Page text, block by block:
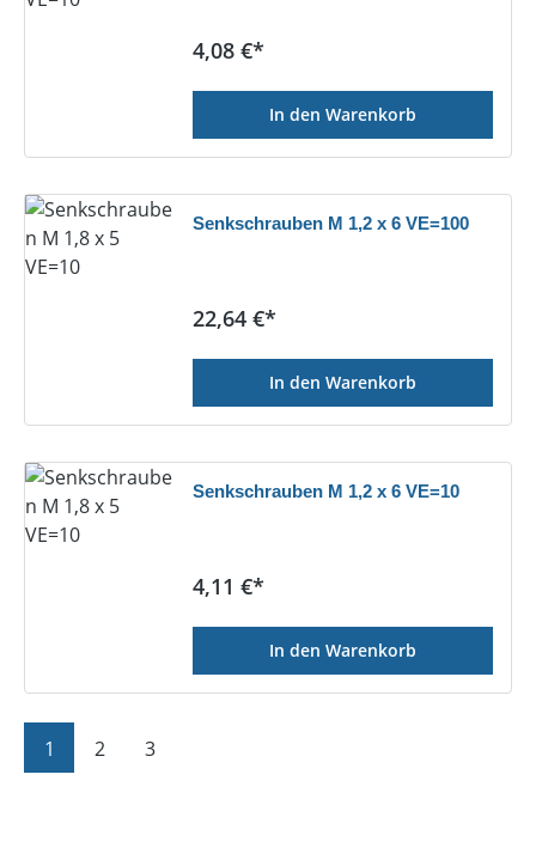
Regulärer Preis:
4,08 €*
In den Warenkorb
Senkschrauben M 1,2 x 6 VE=100
Regulärer Preis:
22,64 €*
In den Warenkorb
Senkschrauben M 1,2 x 6 VE=10
Regulärer Preis:
4,11 €*
In den Warenkorb
Seite
1 Seite
2 Seite
3